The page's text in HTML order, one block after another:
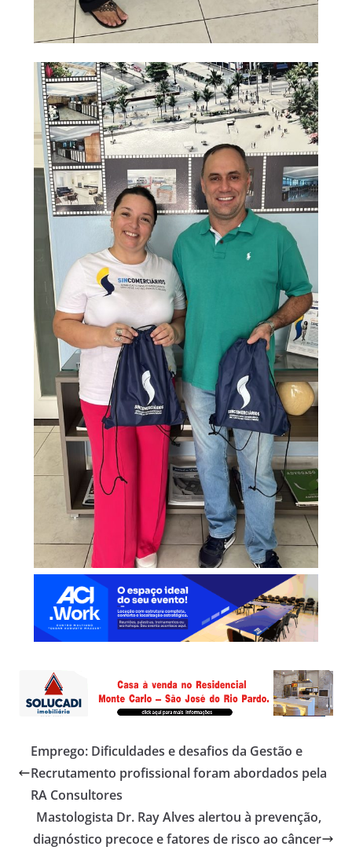
Emprego: Dificuldades e desafios da Gestão e
Recrutamento profissional foram abordados pela
RA Consultores
Mastologista Dr. Ray Alves alertou à prevenção,
diagnóstico precoce e fatores de risco ao câncer